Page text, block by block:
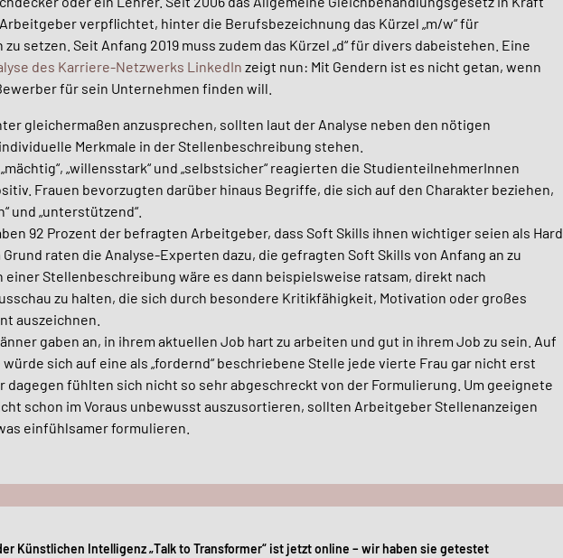
verpflichtet, hinter die Berufsbezeichnung das Kürzel „m/w“ für
setzen. Seit Anfang 2019 muss zudem das Kürzel „d“ für divers dabeistehen. Eine
des Karriere-Netzwerks LinkedIn zeigt nun: Mit Gendern ist es nicht getan, wenn
für sein Unternehmen finden will.
gleichermaßen anzusprechen, sollten laut der Analyse neben den nötigen
Merkmale in der Stellenbeschreibung stehen.
„willensstark“ und „selbstsicher“ reagierten die StudienteilnehmerInnen
Frauen bevorzugten darüber hinaus Begriffe, die sich auf den Charakter beziehen,
und „unterstützend“.
92 Prozent der befragten Arbeitgeber, dass Soft Skills ihnen wichtiger seien als Hard
raten die Analyse-Experten dazu, die gefragten Soft Skills von Anfang an zu
einer Stellenbeschreibung wäre es dann beispielsweise ratsam, direkt nach
zu halten, die sich durch besondere Kritikfähigkeit, Motivation oder großes
auszeichnen.
gaben an, in ihrem aktuellen Job hart zu arbeiten und gut in ihrem Job zu sein. Auf
sich auf eine als „fordernd“ beschriebene Stelle jede vierte Frau gar nicht erst
dagegen fühlten sich nicht so sehr abgeschreckt von der Formulierung. Um geeignete
schon im Voraus unbewusst auszusortieren, sollten Arbeitgeber Stellenanzeigen
einfühlsamer formulieren.
Künstlichen Intelligenz „Talk to Transformer“ ist jetzt online – wir haben sie getestet